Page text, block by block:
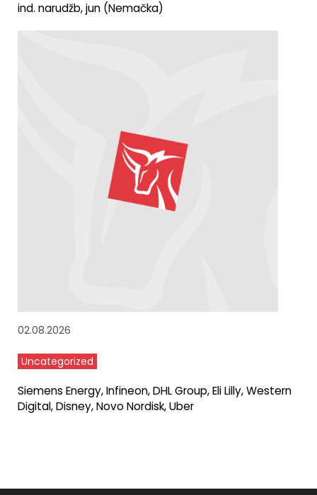
ind. narudžb, jun (Nemačka)
02.08.2026
Uncategorized
Siemens Energy, Infineon, DHL Group, Eli Lilly, Western
Digital, Disney, Novo Nordisk, Uber